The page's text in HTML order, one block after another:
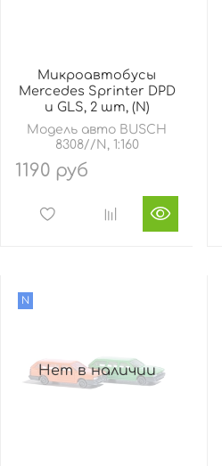
Микроавтобусы
Mercedes Sprinter DPD
и GLS, 2 шт, (N)
Модель авто BUSCH
8308//N, 1:160
1190 руб
Нет в наличии
N